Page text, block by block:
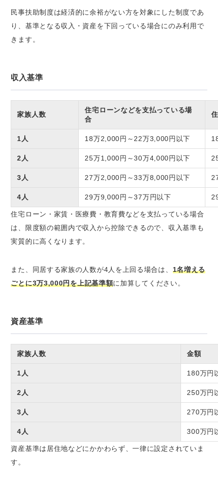
民事扶助制度は経済的に余裕がない方を対象にした制度であ
り、基準となる収入・資産を下回っている場合にのみ利用で
きます。
収入基準
家族人数
住宅ローンなどを支払っている場
合
1人 18万2,000円～22万3,000円以下
2人 25万1,000円～30万4,000円以下
3人 27万2,000円～33万8,000円以下
4人 29万9,000円～37万円以下
住宅ローン・家賃・医療費・教育費などを支払っている場合
は、限度額の範囲内で収入から控除できるので、収入基準も
実質的に高くなります。
また、同居する家族の人数が4人を上回る場合は、 1名増える
ごとに3万3,000円を上記基準額に加算してください。
資産基準
家族人数 金額
1人 180万円
2人 250万円
3人 270万円
4人 300万円
資産基準は居住地などにかかわらず、一律に設定されていま
す。